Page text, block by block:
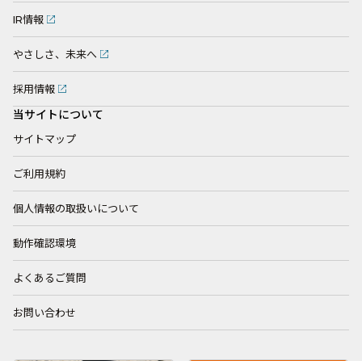
IR情報
やさしさ、未来へ
採用情報
当サイトについて
サイトマップ
ご利用規約
個人情報の取扱いについて
動作確認環境
よくあるご質問
お問い合わせ